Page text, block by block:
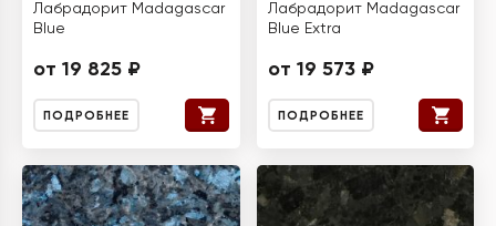
Лабрадорит Madagascar
Blue
от 19 825 ₽
ПОДРОБНЕЕ
Лабрадорит Madagascar
Blue Extra
от 19 573 ₽
ПОДРОБНЕЕ